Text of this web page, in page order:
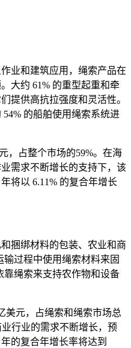
业和建筑应用，绳索产品在
大约 61% 的重型起重和牵
提供高抗拉强度和灵活性。
的船舶使用绳索系统进
，占整个市场的59%。在海
需求不断增长的支持下，该
将以 6.11% 的复合年增长
捆绑材料的包装、农业和商
输过程中使用绳索材料来固
靠绳索来支持农作物和设备
美元，占绳索和绳索市场总
行业的需求不断增长，预
的复合年增长率将达到